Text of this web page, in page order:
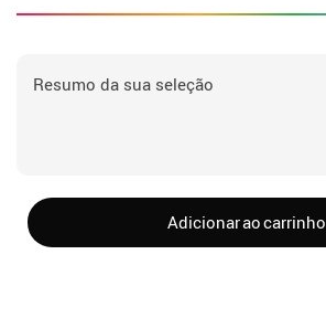
Resumo da sua seleção
Adicionar ao carrinho